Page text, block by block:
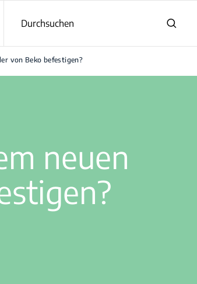
Durchsuchen
von Beko befestigen?
neuen